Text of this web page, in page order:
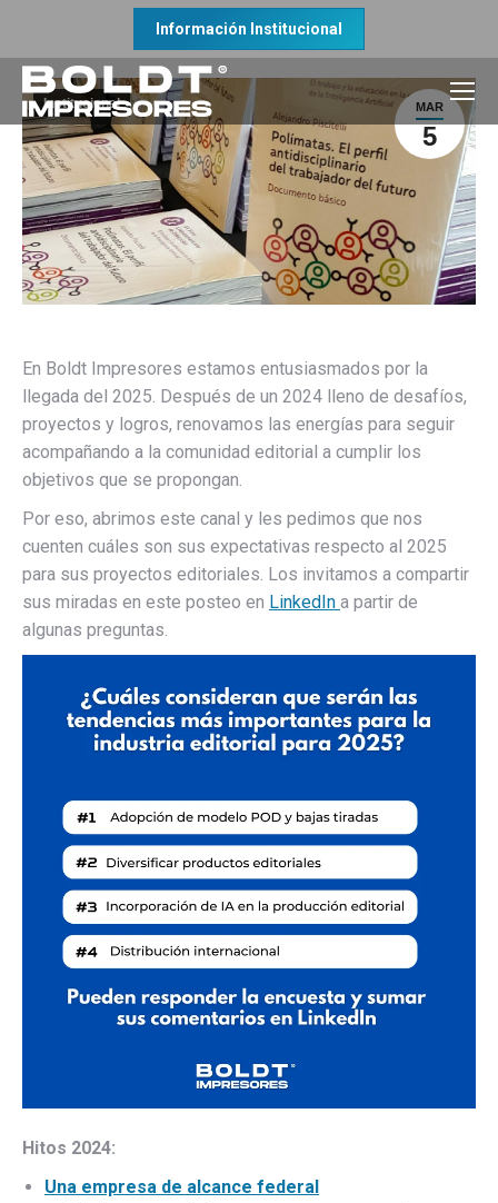
Información Institucional
MAR
5
Institucional
En Boldt Impresores estamos entusiasmados por la
llegada del 2025. Después de un 2024 lleno de desafíos,
proyectos y logros, renovamos las energías para seguir
acompañando a la comunidad editorial a cumplir los
objetivos que se propongan.
Por eso, abrimos este canal y les pedimos que nos
cuenten cuáles son sus expectativas respecto al 2025
para sus proyectos editoriales. Los invitamos a compartir
sus miradas en este posteo en LinkedIn a partir de
algunas preguntas.
Hitos 2024:
Una empresa de alcance federal